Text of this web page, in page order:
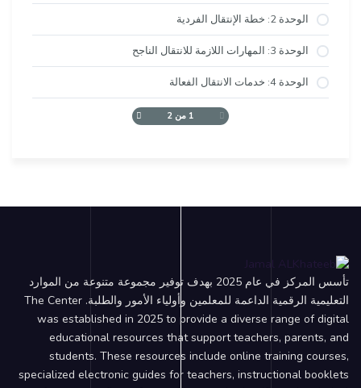
الوحدة 2: خطة الإنتقال الفردية
الوحدة 3: المهارات اللازمة للانتقال الناجح
الوحدة 4: خدمات الانتقال الفعالة
1 من 2
تأسس المركز في عام 2025 بهدف توفير مجموعة متنوعة من الموارد
التعليمية الرقمية الداعمة للمعلمين وأولياء الأمور والطلبة. The Center
was established in 2025 to provide a diverse range of digital
educational resources that support teachers, parents, and
students. These resources include online training courses,
specialized electronic guides for teachers, instructional booklets